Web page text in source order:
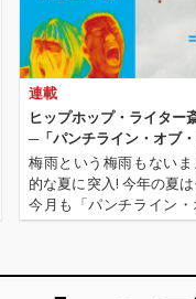
連載
ヒップホップ・ライター
─「パンチライン・オブ
梅雨という梅雨もない
的な夏に突入! 今年の夏
今月も「パンチライン
ります! 先月はこの夏の